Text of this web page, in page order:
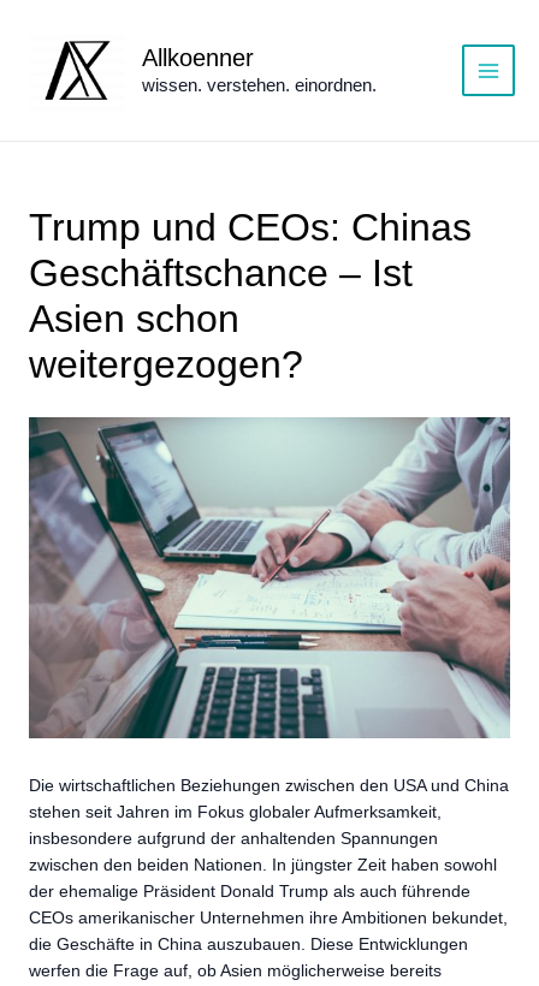
springen
Allkoenner
wissen. verstehen. einordnen.
Main
Trump und CEOs: Chinas
Geschäftschance – Ist
Asien schon
weitergezogen?
Die wirtschaftlichen Beziehungen zwischen den USA und China
stehen seit Jahren im Fokus globaler Aufmerksamkeit,
insbesondere aufgrund der anhaltenden Spannungen
zwischen den beiden Nationen. In jüngster Zeit haben sowohl
der ehemalige Präsident Donald Trump als auch führende
CEOs amerikanischer Unternehmen ihre Ambitionen bekundet,
die Geschäfte in China auszubauen. Diese Entwicklungen
werfen die Frage auf, ob Asien möglicherweise bereits